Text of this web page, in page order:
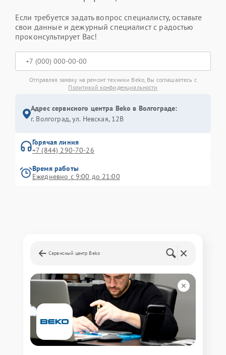
Если требуется задать вопрос специалисту, оставьте
свои данные и дежурный специалист с радостью
проконсультирует Вас!
Отправляя заявку на ремонт техники Beko, Вы соглашаетесь с
Политикой конфиденциальности
Адрес сервисного центра Beko в Волгограде:
г. Волгоград, ул. Невская, 12В
Горячая линия
+7 (844) 290-70-26
Время работы
Ежедневно с 9:00 до 21:00
Сервисный центр Beko